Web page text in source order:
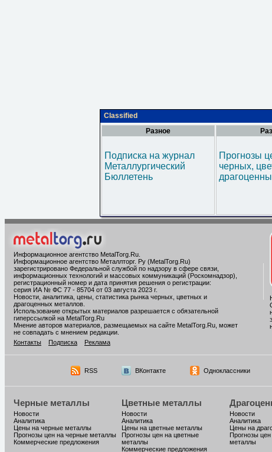
Classified
Разное
Подписка на журнал
Металлургический
Бюллетень
Прогнозы
черных,
Информационное агентство MetalTorg.Ru
Информационное агентство Металлторг. Ру (MetalTorg.Ru)
зарегистрировано Федеральной службой по надзору в сфере связи,
информационных технологий и массовых коммуникаций (Роскомнадзор),
регистрационный номер и дата принятия решения о регистрации:
серия ИА № ФС 77 - 85704 от 03 августа 2023 г.
Новости, аналитика, цены, статистика рынка черных, цветных и
драгоценных металлов.
Использование открытых материалов разрешается с обязательной
гиперссылкой на MetalTorg.Ru
Мнение авторов материалов, размещаемых на сайте MetalTorg.Ru, может
не совпадать с мнением редакции.
Контакты
Подписка Реклама
RSS ВКонтакте Одноклассники
Черные металлы
Новости
Аналитика
Цены на черные металлы
Прогнозы цен на черные металлы
Коммерческие предложения
Цветные металлы
Новости
Аналитика
Цены на цветные металлы
Прогнозы цен на цветные
металлы
Коммерческие предложения
Новости
Аналитика
Цены на
Прогнозы
металлы